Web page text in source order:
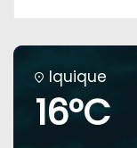
Iquique
16°C